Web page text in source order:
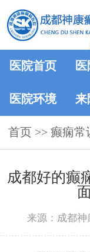
医院首页
医院环境 来
首页 >> 癫痫常
成都好的癫
来源：成都